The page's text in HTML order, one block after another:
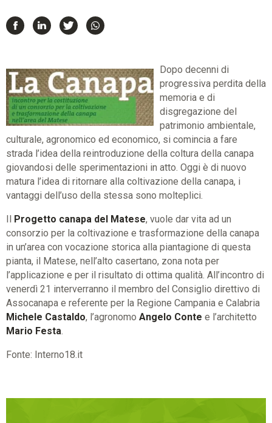
Dopo decenni di
progressiva perdita della
memoria e di
disgregazione del
patrimonio ambientale,
culturale, agronomico ed economico, si comincia a fare
strada l’idea della reintroduzione della coltura della canapa
giovandosi delle sperimentazioni in atto. Oggi è di nuovo
matura l’idea di ritornare alla coltivazione della canapa, i
vantaggi dell’uso della stessa sono molteplici.
Progetto canapa del Matese, vuole dar vita ad un
consorzio per la coltivazione e trasformazione della canapa
in un’area con vocazione storica alla piantagione di questa
pianta, il Matese, nell’alto casertano, zona nota per
l’applicazione e per il risultato di ottima qualità. All’incontro di
venerdì 21 interverranno il membro del Consiglio direttivo di
Assocanapa e referente per la Regione Campania e Calabria
Michele Castaldo, l’agronomo Angelo Conte e l’architetto
Mario Festa.
Fonte: Interno18.it